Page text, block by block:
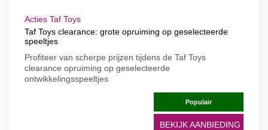
Acties Taf Toys
Taf Toys clearance: grote opruiming op geselecteerde
speeltjes
Profiteer van scherpe prijzen tijdens de Taf Toys
clearance opruiming op geselecteerde
ontwikkelingsspeeltjes
Populair
BEKIJK AANBIEDING